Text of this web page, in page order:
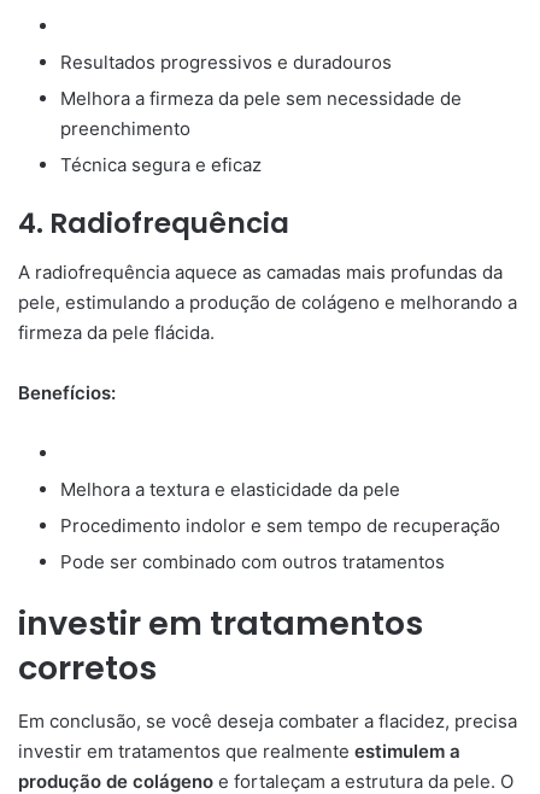
Resultados progressivos e duradouros
Melhora a firmeza da pele sem necessidade de
preenchimento
Técnica segura e eficaz
4. Radiofrequência
A radiofrequência aquece as camadas mais profundas da
pele, estimulando a produção de colágeno e melhorando a
firmeza da pele flácida.
Benefícios:
Melhora a textura e elasticidade da pele
Procedimento indolor e sem tempo de recuperação
Pode ser combinado com outros tratamentos
investir em tratamentos
corretos
Em conclusão, se você deseja combater a flacidez, precisa
investir em tratamentos que realmente estimulem a
produção de colágeno e fortaleçam a estrutura da pele. O